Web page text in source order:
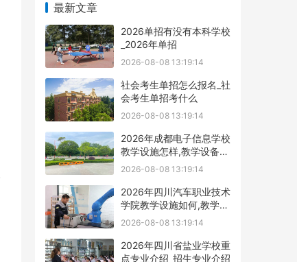
最新文章
2026单招有没有本科学校
_2026年单招
2026-08-08 13:19:14
社会考生单招怎么报名_社
会考生单招考什么
2026-08-08 13:19:14
2026年成都电子信息学校
教学设施怎样,教学设备展
示
2026-08-08 13:19:14
2026年四川汽车职业技术
学院教学设施如何,教学设
施多不
2026-08-08 13:19:14
2026年四川省盐业学校重
点专业介绍_招生专业介绍